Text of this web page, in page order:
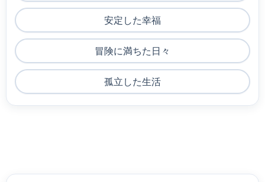
安定した幸福
冒険に満ちた日々
孤立した生活